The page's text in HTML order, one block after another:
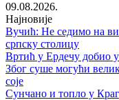
09.08.2026.
Најновије
Вучић: Не седимо на
српску столицу
Вртић у Ердечу добио
Због суше могући
соје
Сунчано и топло у